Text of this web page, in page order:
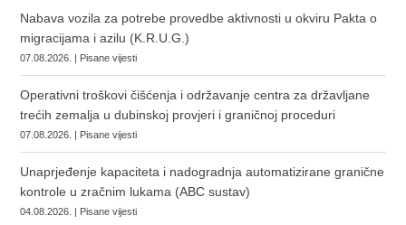
Nabava vozila za potrebe provedbe aktivnosti u okviru Pakta o
migracijama i azilu (K.R.U.G.)
07.08.2026. | Pisane vijesti
Operativni troškovi čišćenja i održavanje centra za državljane
trećih zemalja u dubinskoj provjeri i graničnoj proceduri
07.08.2026. | Pisane vijesti
Unaprjeđenje kapaciteta i nadogradnja automatizirane granične
kontrole u zračnim lukama (ABC sustav)
04.08.2026. | Pisane vijesti